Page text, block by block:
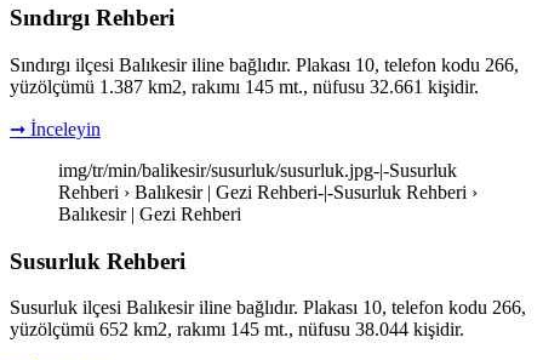
Sındırgı Rehberi
Sındırgı ilçesi Balıkesir iline bağlıdır. Plakası 10, telefon kodu 266,
yüzölçümü 1.387 km2, rakımı 145 mt., nüfusu 32.661 kişidir.
➞ İnceleyin
img/tr/min/balikesir/susurluk/susurluk.jpg-|-Susurluk
Rehberi › Balıkesir | Gezi Rehberi-|-Susurluk Rehberi ›
Balıkesir | Gezi Rehberi
Susurluk Rehberi
Susurluk ilçesi Balıkesir iline bağlıdır. Plakası 10, telefon kodu 266,
yüzölçümü 652 km2, rakımı 145 mt., nüfusu 38.044 kişidir.